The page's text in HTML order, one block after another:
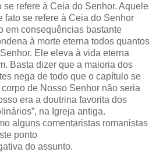
se refere à Ceia do Senhor. Aquele
fato se refere à Ceia do Senhor
em consequências bastante
à morte eterna todos quantos
Ele eleva à vida eterna
Basta dizer que a maioria dos
nega de todo que o capítulo se
de Nosso Senhor não seria
era a doutrina favorita dos
na Igreja antiga.
alguns comentaristas romanistas
ponto
do assunto.